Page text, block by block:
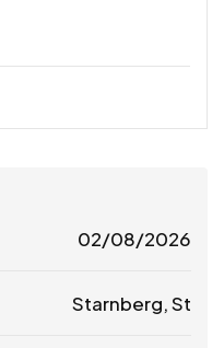
02/08/2026
Starnberg, St